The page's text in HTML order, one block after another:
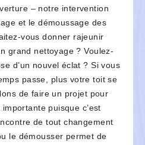
– notre intervention
et le démoussage des
vous donner rajeunir
grand nettoyage ? Voulez-
d’un nouvel éclat ? Si vous
passe, plus votre toit se
de faire un projet pour
puisque c’est
de tout changement
le démousser permet de